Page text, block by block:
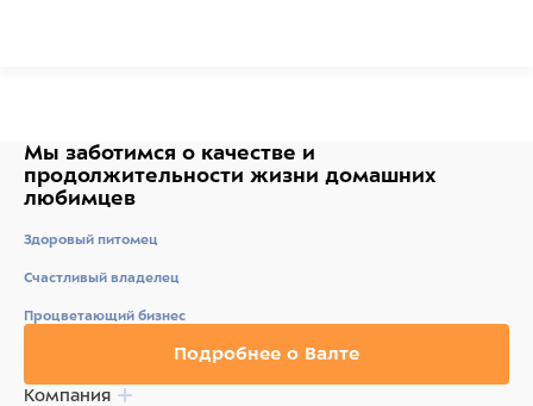
Мы заботимся о качестве и
продолжительности жизни домашних
любимцев
Здоровый питомец
Счастливый владелец
Процветающий бизнес
Подробнее о Валте
Компания